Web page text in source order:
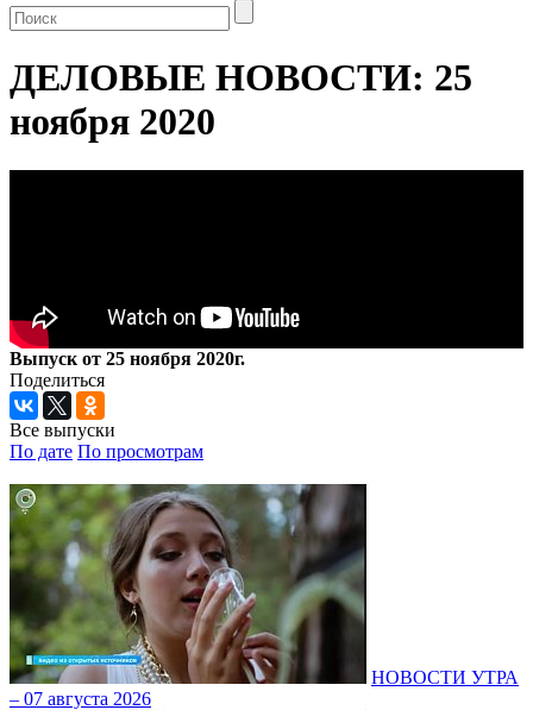
ДЕЛОВЫЕ НОВОСТИ: 25
ноября 2020
Выпуск от 25 ноября 2020г.
Поделиться
Все выпуски
По дате По просмотрам
НОВОСТИ УТРА
– 07 августа 2026